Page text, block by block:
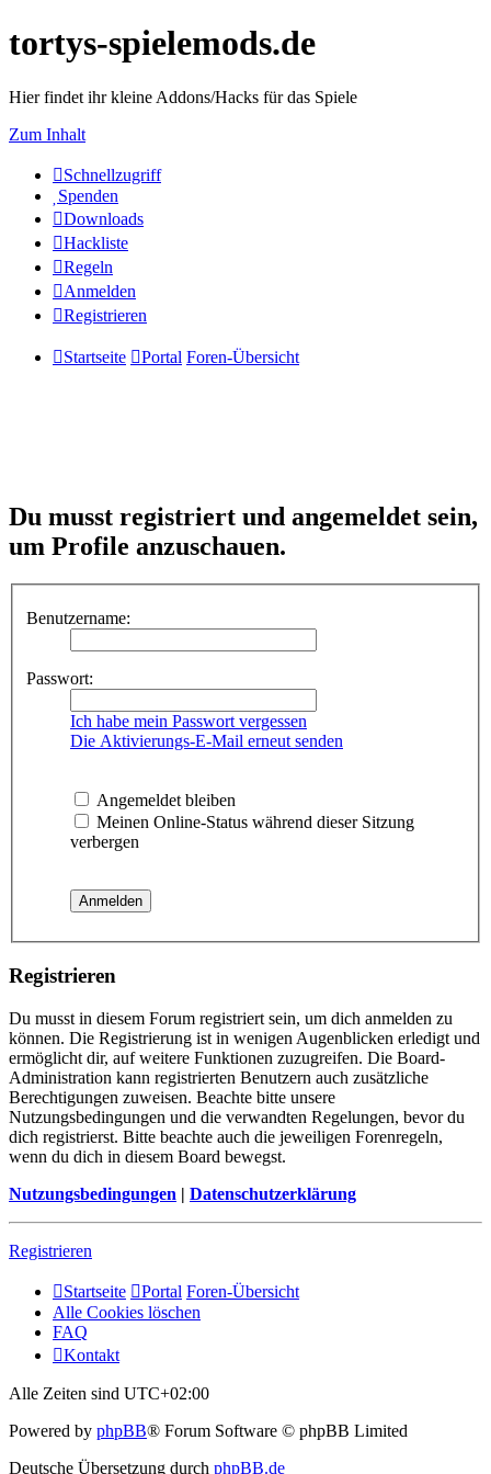
tortys-spielemods.de
Hier findet ihr kleine Addons/Hacks für das Spiele
Zum Inhalt
Schnellzugriff
Spenden
Downloads
Hackliste
Regeln
Anmelden
Registrieren
Startseite Portal Foren-Übersicht
Du musst registriert und angemeldet sein,
um Profile anzuschauen.
Benutzername:
Passwort:
Ich habe mein Passwort vergessen
Die Aktivierungs-E-Mail erneut senden
Angemeldet bleiben
Meinen Online-Status während dieser Sitzung
verbergen
Registrieren
Du musst in diesem Forum registriert sein, um dich anmelden zu
können. Die Registrierung ist in wenigen Augenblicken erledigt und
ermöglicht dir, auf weitere Funktionen zuzugreifen. Die Board-
Administration kann registrierten Benutzern auch zusätzliche
Berechtigungen zuweisen. Beachte bitte unsere
Nutzungsbedingungen und die verwandten Regelungen, bevor du
dich registrierst. Bitte beachte auch die jeweiligen Forenregeln,
wenn du dich in diesem Board bewegst.
Nutzungsbedingungen | Datenschutzerklärung
Registrieren
Startseite Portal Foren-Übersicht
Alle Cookies löschen
FAQ
Kontakt
Alle Zeiten sind UTC+02:00
Powered by phpBB® Forum Software © phpBB Limited
Deutsche Übersetzung durch phpBB.de